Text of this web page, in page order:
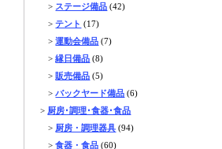
> ステージ備品 (42)
>テント (17)
>運動会備品 (7)
>縁日備品 (8)
> 販売備品 (5)
>バックヤード備品 (6)
> 厨房･調理･食器･食品
> 厨房・調理器具 (94)
>食器・食品 (60)